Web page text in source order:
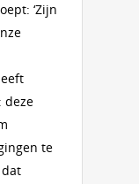
‘Zijn
deze
te